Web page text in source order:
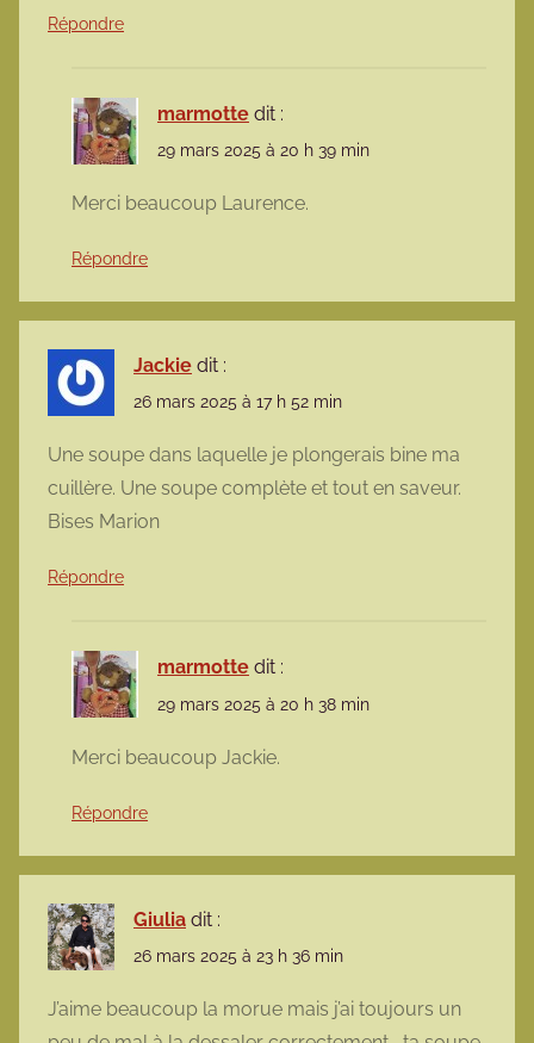
Répondre
marmotte dit :
29 mars 2025 à 20 h 39 min
Merci beaucoup Laurence.
Répondre
Jackie dit :
26 mars 2025 à 17 h 52 min
Une soupe dans laquelle je plongerais bine ma
cuillère. Une soupe complète et tout en saveur.
Bises Marion
Répondre
marmotte dit :
29 mars 2025 à 20 h 38 min
Merci beaucoup Jackie.
Répondre
Giulia dit :
26 mars 2025 à 23 h 36 min
J’aime beaucoup la morue mais j’ai toujours un